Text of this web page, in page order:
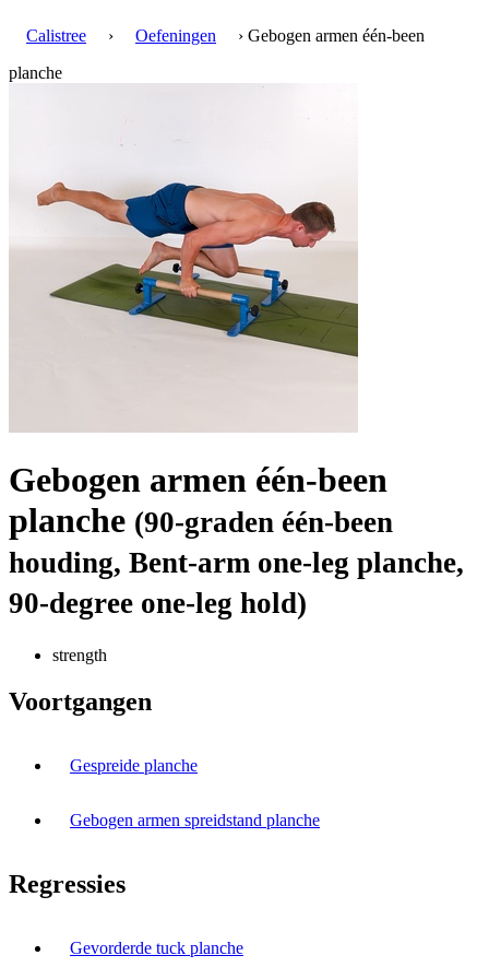
Calistree › Oefeningen
› Gebogen armen één-been
planche
Gebogen armen één-been
planche (90-graden één-been
houding, Bent-arm one-leg planche,
90-degree one-leg hold)
strength
Voortgangen
Gespreide planche
Gebogen armen spreidstand planche
Regressies
Gevorderde tuck planche